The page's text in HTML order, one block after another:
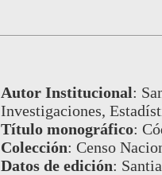
Autor Institucional:
Investigaciones,
Título monográfico:
Colección: Censo
Datos de edición: